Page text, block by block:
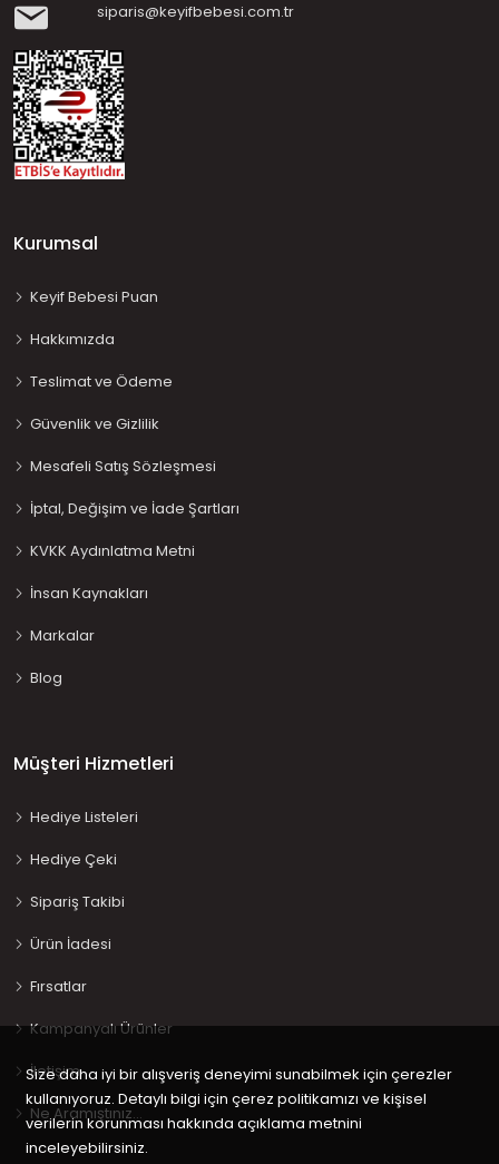
siparis@keyifbebesi.com.tr
Kurumsal
Keyif Bebesi Puan
Hakkımızda
Teslimat ve Ödeme
Güvenlik ve Gizlilik
Mesafeli Satış Sözleşmesi
İptal, Değişim ve İade Şartları
KVKK Aydınlatma Metni
İnsan Kaynakları
Markalar
Blog
Müşteri Hizmetleri
Hediye Listeleri
Hediye Çeki
Sipariş Takibi
Ürün İadesi
Fırsatlar
Kampanyalı Ürünler
İletişim
Ne Aramıştınız…
Size daha iyi bir alışveriş deneyimi sunabilmek için çerezler
kullanıyoruz. Detaylı bilgi için çerez politikamızı ve kişisel
verilerin korunması hakkında açıklama metnini
inceleyebilirsiniz.